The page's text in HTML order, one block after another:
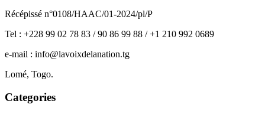
Récépissé n°0108/HAAC/01-2024/pl/P
Tel : +228 99 02 78 83 / 90 86 99 88 / +1 210 992 0689
e-mail : info@lavoixdelanation.tg
Lomé, Togo.
Categories